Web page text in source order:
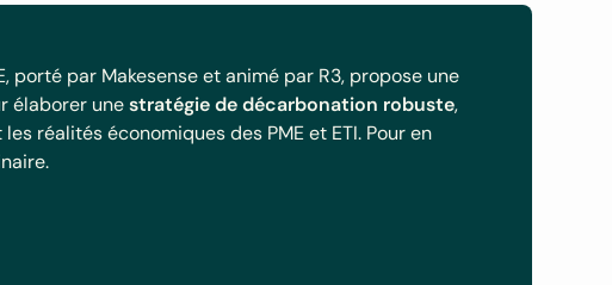
porté par Makesense et animé par R3, propose une
élaborer unestratégie de décarbonation robuste,
réalités économiques des PME et ETI. Pour en